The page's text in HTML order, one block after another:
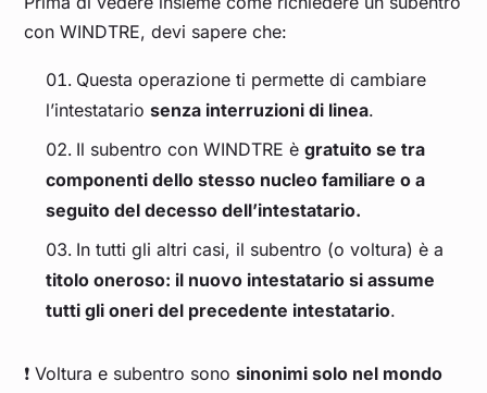
con WINDTRE, devi sapere che:
Questa operazione ti permette di cambiare
l’intestatariosenza interruzioni di linea.
Il subentro con WINDTRE ègratuito se tra
componenti dello stesso nucleo familiare o a
seguito del decesso dell’intestatario.
In tutti gli altri casi, il subentro (o voltura) è a
titolo oneroso: il nuovo intestatario si assume
tutti gli oneri del precedente intestatario.
❗ Voltura e subentro sonosinonimi solo nel mondo